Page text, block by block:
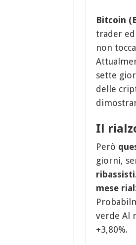
Bitcoin
trader
non
sette
delle
Il
Però
giorni,
ribassisti
mese
verde Al
+3,80%.